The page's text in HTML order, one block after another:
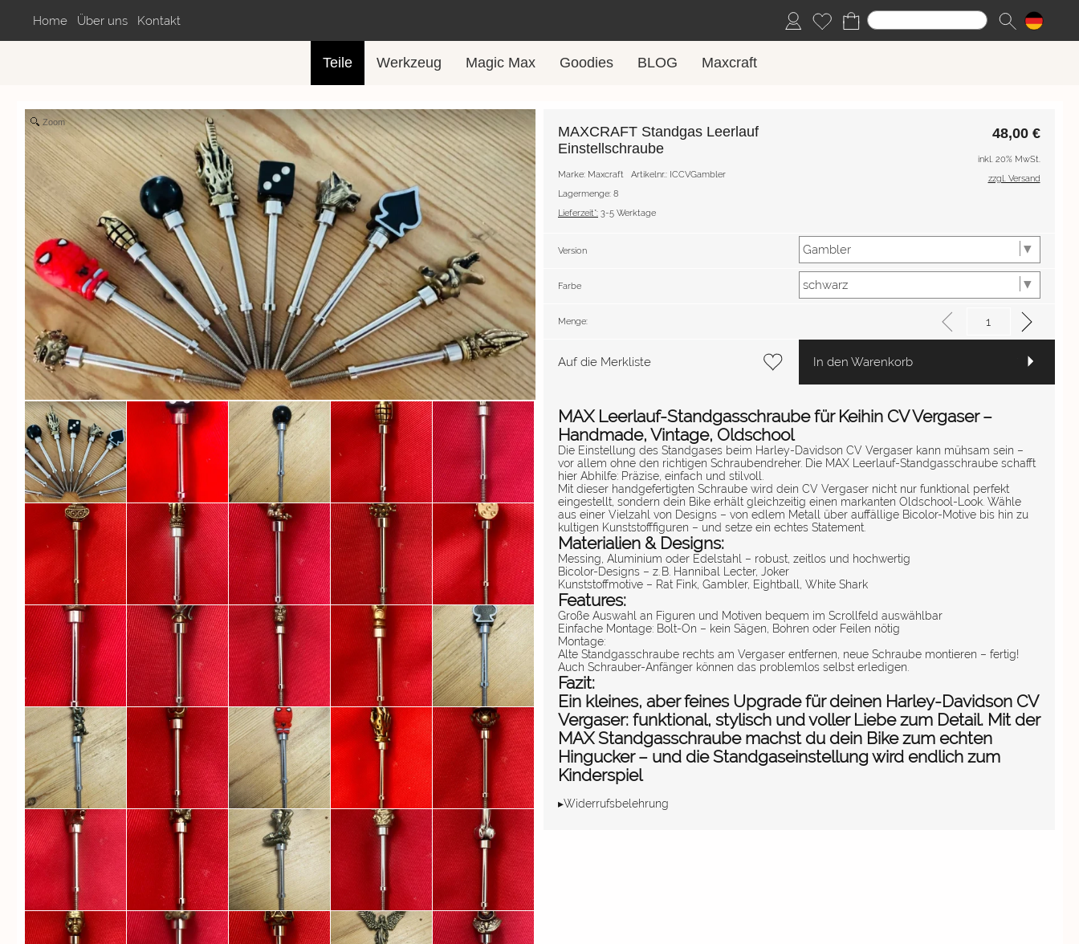
Home Über uns Kontakt
Teile Werkzeug Magic Max Goodies BLOG Maxcraft
Zoom
48,00€
MAXCRAFT Standgas Leerlauf
Einstellschraube
Marke: Maxcraft Artikelnr.: ICCVGambler
Lagermenge: 8
Lieferzeit*: 3-5 Werktage
inkl. 20% MwSt.
zzgl. Versand
Version
Farbe
Menge:
Auf die Merkliste In den Warenkorb
MAX Leerlauf-Standgasschraube für Keihin CV Vergaser –
Handmade, Vintage, Oldschool
Die Einstellung des Standgases beim Harley-Davidson CV Vergaser kann mühsam sein –
vor allem ohne den richtigen Schraubendreher. Die MAX Leerlauf-Standgasschraube schafft
hier Abhilfe: Präzise, einfach und stilvoll.
Mit dieser handgefertigten Schraube wird dein CV Vergaser nicht nur funktional perfekt
eingestellt, sondern dein Bike erhält gleichzeitig einen markanten Oldschool-Look. Wähle
aus einer Vielzahl von Designs – von edlem Metall über auffällige Bicolor-Motive bis hin zu
kultigen Kunststofffiguren – und setze ein echtes Statement.
Materialien & Designs:
Messing, Aluminium oder Edelstahl – robust, zeitlos und hochwertig
Bicolor-Designs – z. B. Hannibal Lecter, Joker
Kunststoffmotive – Rat Fink, Gambler, Eightball, White Shark
Features:
Große Auswahl an Figuren und Motiven bequem im Scrollfeld auswählbar
Einfache Montage: Bolt-On – kein Sägen, Bohren oder Feilen nötig
Montage:
Alte Standgasschraube rechts am Vergaser entfernen, neue Schraube montieren – fertig!
Auch Schrauber-Anfänger können das problemlos selbst erledigen.
Fazit:
Ein kleines, aber feines Upgrade für deinen Harley-Davidson CV
Vergaser: funktional, stylisch und voller Liebe zum Detail. Mit der
MAX Standgasschraube machst du dein Bike zum echten
Hingucker – und die Standgaseinstellung wird endlich zum
Kinderspiel
▸Widerrufsbelehrung